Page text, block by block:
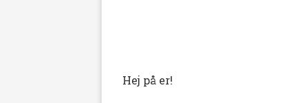
Hej på er!